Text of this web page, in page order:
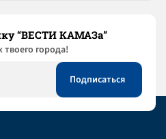
“ВЕСТИ КАМАЗа”
города!